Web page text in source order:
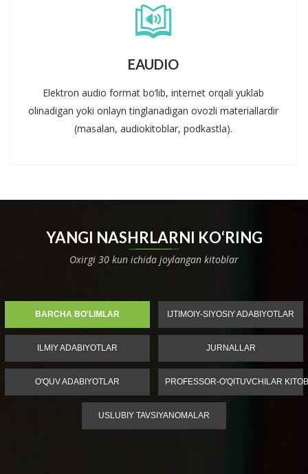
EAUDIO
Elektron audio format bo‘lib, internet orqali yuklab
olinadigan yoki onlayn tinglanadigan ovozli materiallardir
(masalan, audiokitoblar, podkastla).
YANGI NASHRLARNI KO‘RING
Oxirgi 30 kun ichida joylangan kitoblar
BARCHA BO'LIMLAR IJTIMOIY-SIYOSIY ADABIYOTLAR
ILMIY ADABIYOTLAR JURNALLAR
O'QUV ADABIYOTLAR PROFESSOR-O'QITUVCHILAR
USLUBIY TAVSIYANOMALAR